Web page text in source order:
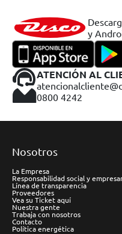
y
ATENCIÓN AL
0800 4242
Nosotros
La Empresa
Responsabilidad social y
Línea de transparencia
Proveedores
Vea su Ticket aquí
Nuestra gente
Trabaja con nosotros
Contacto
Política energética